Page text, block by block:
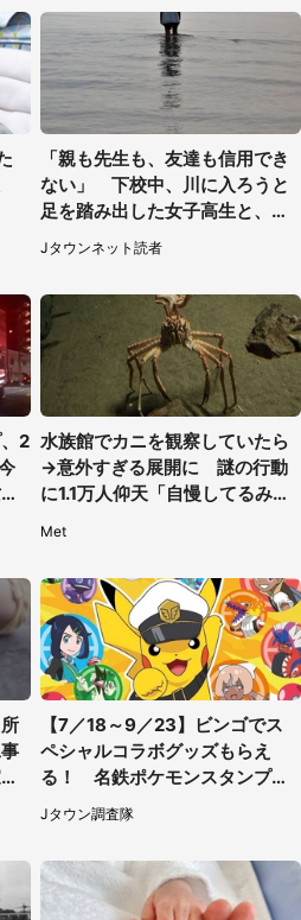
「親も先生も、友達も信用でき
ない」 下校中、川に入ろうと
足を踏み出した女子高生と、彼
女を止めた予想外の存在
Jタウンネット読者
2 水族館でカニを観察していたら
→意外すぎる展開に 謎の行動
に1.1万人仰天「自慢してるみた
Met
【7／18～9／23】ビンゴでス
ペシャルコラボグッズもらえ
る！ 名鉄ポケモンスタンプラ
リー2026
Jタウン調査隊